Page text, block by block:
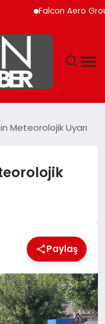
Falcon Aero Group,
Meteorolojik Uyarı
Paylaş